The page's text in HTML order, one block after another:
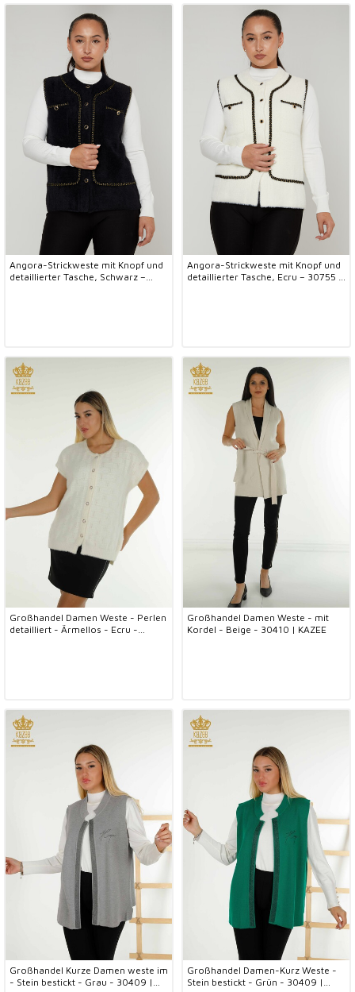
Angora-Strickweste mit Knopf und
detaillierter Tasche, Schwarz –
Angora-Strickweste mit Knopf und
detaillierter Tasche, Ecru – 30755 |
Großhandel Damen Weste - Perlen
detailliert - Ärmellos - Ecru -
Großhandel Damen Weste - mit
Kordel - Beige - 30410 | KAZEE
Großhandel Kurze Damen weste im
- Stein bestickt - Grau - 30409 |
Großhandel Damen-Kurz Weste -
Stein bestickt - Grün - 30409 |